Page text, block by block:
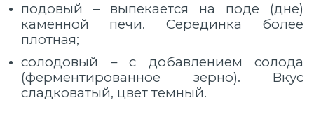
подовый – выпекается на поде (дне)
каменной печи. Серединка более
плотная;
солодовый – с добавлением солода
(ферментированное зерно). Вкус
сладковатый, цвет темный.